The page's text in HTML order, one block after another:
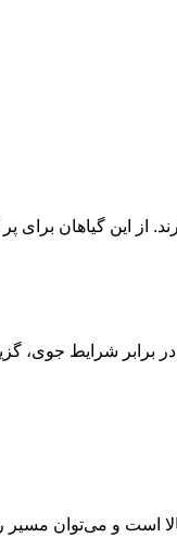
از این گیاهان
در برابر شرایط
است و می‌توان مسیر